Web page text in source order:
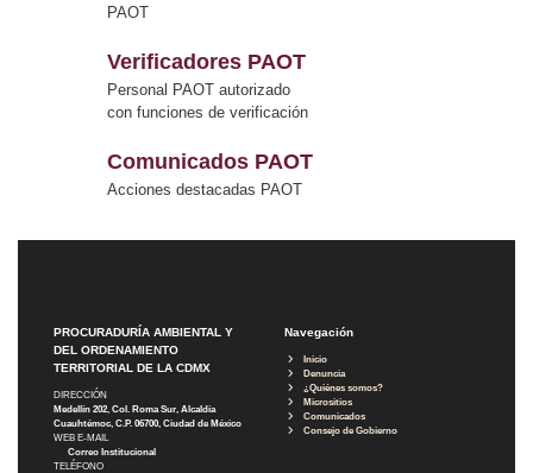
PAOT
Verificadores PAOT
Personal PAOT autorizado
con funciones de verificación
Comunicados PAOT
Acciones destacadas PAOT
PROCURADURÍA AMBIENTAL Y
DEL ORDENAMIENTO
TERRITORIAL DE LA CDMX
DIRECCIÓN
Medellín 202, Col. Roma Sur, Alcaldía
Cuauhtémoc, C.P. 06700, Ciudad de México
WEB E-MAIL
Correo Institucional
TELÉFONO
Navegación
Inicio
Denuncia
¿Quiénes somos?
Micrositios
Comunicados
Consejo de Gobierno